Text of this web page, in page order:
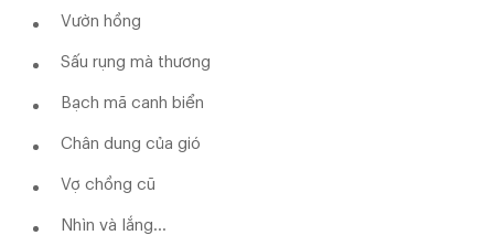
Vườn hồng
Sấu rụng mà thương
Bạch mã canh biển
Chân dung của gió
Vợ chồng cũ
Nhìn và lắng…